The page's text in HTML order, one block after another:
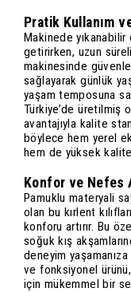
Pratik Kullanım
Makinede
getirirken, uzun
makinesinde güvenle
sağlayarak günlük
yaşam temposuna
Türkiye’de üretilmiş
avantajıyla kalite
böylece hem yerel
hem de yüksek
Konfor ve Nefes
Pamuklu materyali
olan bu kırlent
konforu artırır. Bu
soğuk kış
deneyim yaşamanıza
ve fonksiyonel
için mükemmel bir